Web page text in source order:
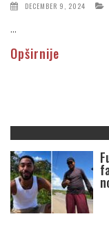
DECEMBER 9, 2024
...
Opširnije